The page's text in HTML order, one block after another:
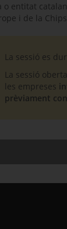
o entitat
i de la Chips
La sessió es
La sessió
les empreses
prèviament